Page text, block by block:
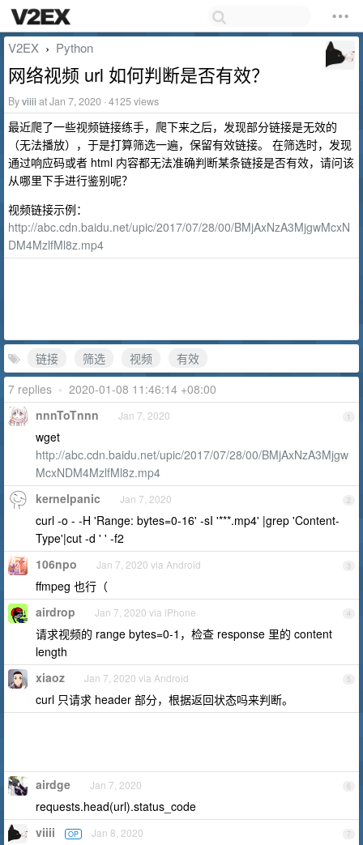
V2EX › Python
网络视频 url 如何判断是否有效？
Byviiii at Jan 7, 2020 · 4125 views
最近爬了一些视频链接练手，爬下来之后，发现部分链接是无效的
（无法播放），于是打算筛选一遍，保留有效链接。 在筛选时，发现
通过响应码或者 html 内容都无法准确判断某条链接是否有效，请问该
从哪里下手进行鉴别呢？
视频链接示例：
http://abc.cdn.baidu.net/upic/2017/07/28/00/BMjAxNzA3MjgwMcxN
DM4MzlfMl8z.mp4
链接 筛选 视频
有效
7 replies • 2020-01-08 11:46:14 +08:00
1
nnnToTnnn Jan 7, 2020
wget
http://abc.cdn.baidu.net/upic/2017/07/28/00/BMjAxNzA3Mjgw
McxNDM4MzlfMl8z.mp4
2
kernelpanic Jan 7, 2020
curl -o - -H 'Range: bytes=0-16' -sI '***.mp4' |grep 'Content-
Type'|cut -d ' ' -f2
3
106npo Jan 7, 2020 via Android
ffmpeg 也行（
4
airdrop Jan 7, 2020 via iPhone
请求视频的 range bytes=0-1，检查 response 里的 content
length
5
xiaoz Jan 7, 2020 via Android
curl 只请求 header 部分，根据返回状态吗来判断。
6
airdge Jan 7, 2020
requests.head(url).status_code
7
viiii OP Jan 8, 2020